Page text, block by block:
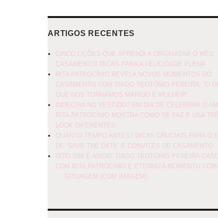
ARTIGOS RECENTES
CINCO LIÇÕES QUE APRENDI A ORGANIZAR O MEU
CASAMENTO! DICAS PARA A FELICIDADE PLENA
RITA PATROCÍNIO REVELA NOVOS MOMENTOS DO
CASAMENTO COM TIAGO TEOTÓNIO PEREIRA: “O
QUE NOS TORNÁMOS MARIDO E MULHER”
INDECISA NO VESTIDO? EM DIA DE CELEBRAR O
RITA PATROCÍNIO MOSTRA COMO SE FAZ E USA
LOOK DIFERENTES
QUANTO TEMPO ANTES? DICAS CRUCIAIS PARA O
DE ‘SAVE THE DATE’ E CONVITES DE CASAMENTO
ISTO SIM É AMOR! TIAGO TEOTÓNIO PEREIRA
COM RITA PATROCÍNIO E ETERNIZA MOMENTO
… TATUAGEM (COM IMAGEM)